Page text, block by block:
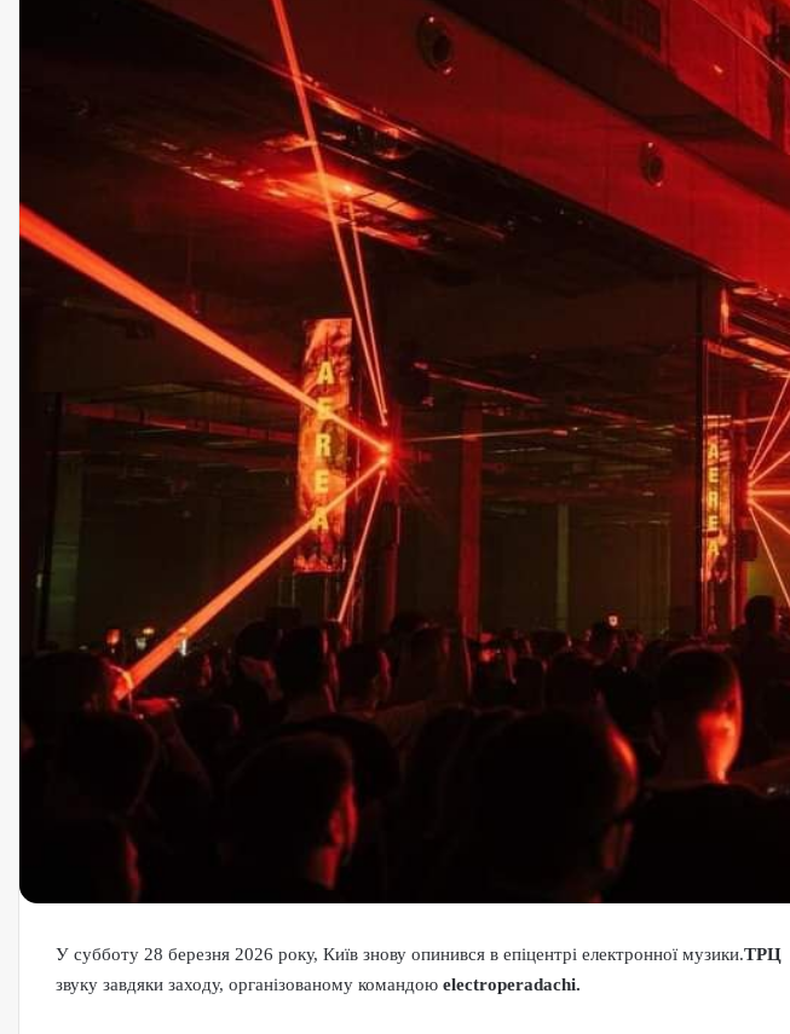
У субботу 28 березня 2026 року, Київ знову опинився в епіцентрі електронної музики.ТРЦ
звуку завдяки заходу, організованому командою electroperadachi.